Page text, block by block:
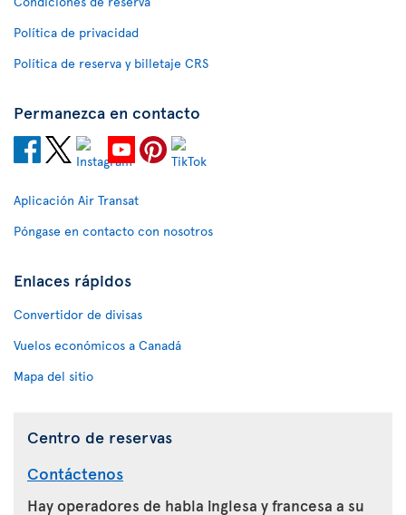
Política de privacidad
Política de reserva y billetaje CRS
Permanezca en contacto
Aplicación Air Transat
Póngase en contacto con nosotros
Enlaces rápidos
Convertidor de divisas
Vuelos económicos a Canadá
Mapa del sitio
Centro de reservas
Contáctenos
Hay operadores de habla inglesa y francesa a su